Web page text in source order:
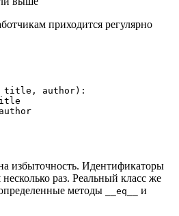
приходится регулярно
author):
избыточность. Идентификаторы
раз. Реальный класс же
методы
__eq__ и